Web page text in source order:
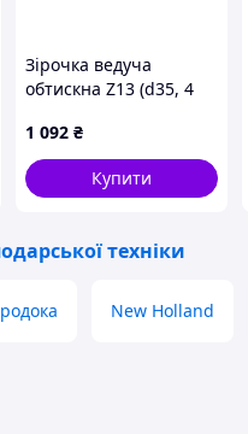
Зірочка ведуча
обтискна Z13 (d35, 4
дворядної
картоплекопачки
Agromet Z609
1 092 ₴
Купити
техніки
New Holland